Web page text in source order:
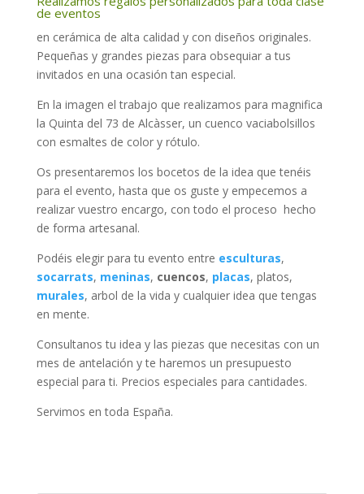
de eventos
en cerámica de alta calidad y con diseños originales.
Pequeñas y grandes piezas para obsequiar a tus
invitados en una ocasión tan especial.
En la imagen el trabajo que realizamos para magnifica
la Quinta del 73 de Alcàsser, un cuenco vaciabolsillos
con esmaltes de color y rótulo.
Os presentaremos los bocetos de la idea que tenéis
para el evento, hasta que os guste y empecemos a
realizar vuestro encargo, con todo el proceso hecho
de forma artesanal.
Podéis elegir para tu evento entre esculturas,
socarrats, meninas, cuencos, placas, platos,
murales, arbol de la vida y cualquier idea que tengas
en mente.
Consultanos tu idea y las piezas que necesitas con un
mes de antelación y te haremos un presupuesto
especial para ti. Precios especiales para cantidades.
Servimos en toda España.